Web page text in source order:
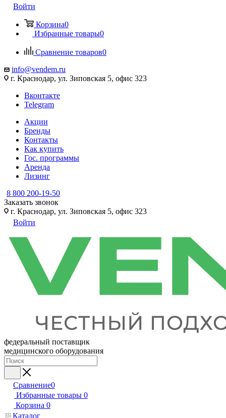
Войти
Корзина0
Избранные товары0
Сравнение товаров0
info@vendem.ru
г. Краснодар, ул. Зиповская 5, офис 323
Вконтакте
Telegram
Акции
Бренды
Контакты
Как купить
Гос. программы
Аренда
Лизинг
8 800 200-19-50
Заказать звонок
г. Краснодар, ул. Зиповская 5, офис 323
Войти
федеральный поставщик
медицинского оборудования
Сравнение0
Избранные товары 0
Корзина 0
Каталог